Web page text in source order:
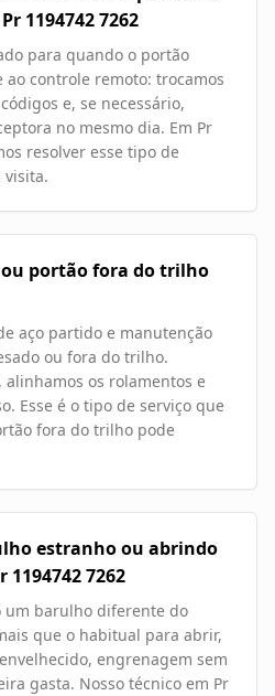
1194742 7262
para quando o portão
controle remoto: trocamos
e, se necessário,
no mesmo dia. Em Pr
resolver esse tipo de
visita.
ou portão fora do trilho
aço partido e manutenção
ou fora do trilho.
alinhamos os rolamentos e
Esse é o tipo de serviço que
fora do trilho pode
estranho ou abrindo
7262
um barulho diferente do
que o habitual para abrir,
engrenagem sem
gasta. Nosso técnico em Pr